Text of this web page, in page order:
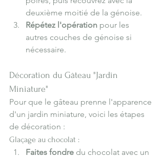
deuxième moitié de la génoise.
Répétez l'opération pour les
autres couches de génoise si
nécessaire.
Décoration du Gâteau "Jardin
Miniature"
Pour que le gâteau prenne l'apparence
d'un jardin miniature, voici les étapes
de décoration :
Glaçage au chocolat :
Faites fondre du chocolat avec un